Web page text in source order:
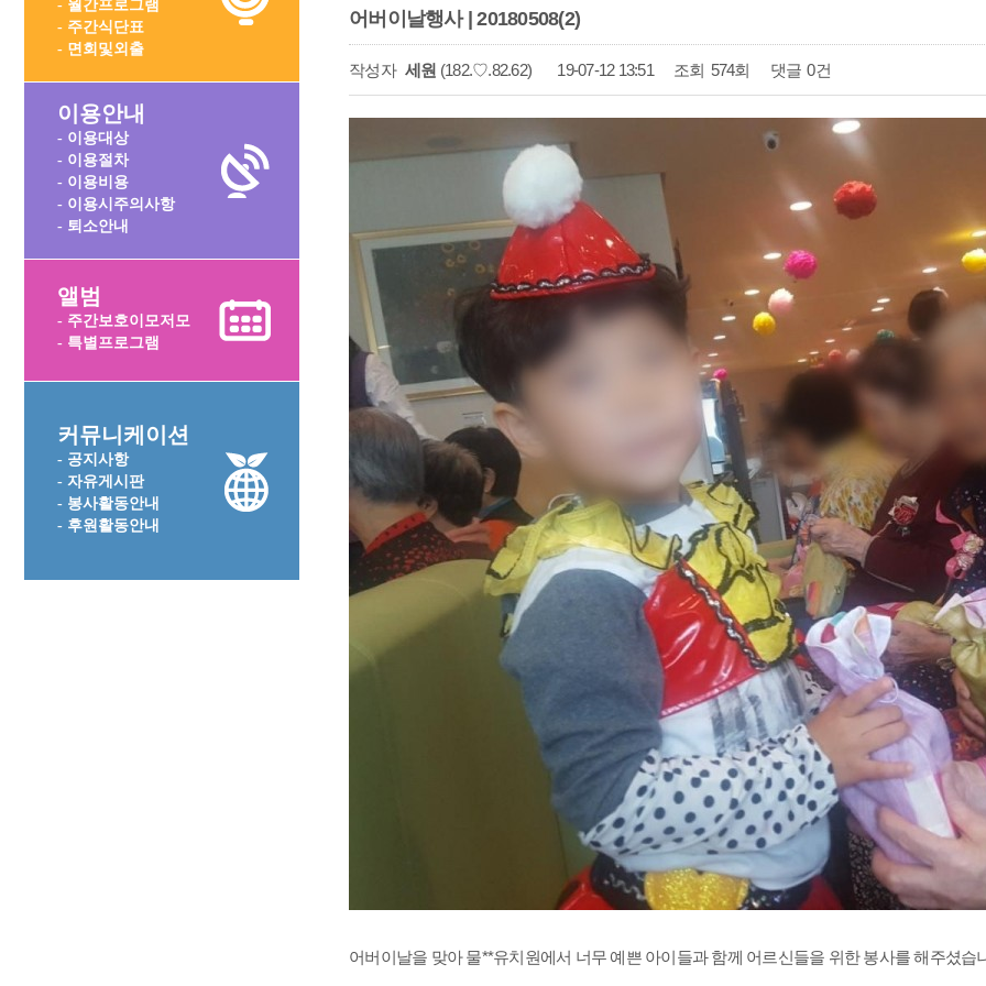
- 월간프로그램
- 주간식단표
- 면회및외출
이용안내
- 이용대상
- 이용절차
- 이용비용
- 이용시주의사항
- 퇴소안내
앨범
- 주간보호이모저모
- 특별프로그램
커뮤니케이션
- 공지사항
- 자유게시판
- 봉사활동안내
- 후원활동안내
어버이날행사 | 20180508(2)
작성자 세원 (182.♡.82.62) 19-07-12 13:51 조회 574회 댓글 0건
어버이날을 맞아 물**유치원에서 너무 예쁜 아이들과 함께 어르신들을 위한 봉사를 해주셨습